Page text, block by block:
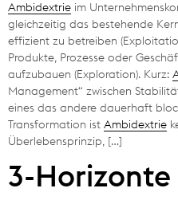
Ambidextrie im
gleichzeitig das bestehende
effizient zu betreiben
Produkte, Prozesse oder
aufzubauen (Exploration). Kurz:
Management“ zwischen
eines das andere dauerhaft
Transformation ist Ambidextrie
Überlebensprinzip, […]
3-Horizonte